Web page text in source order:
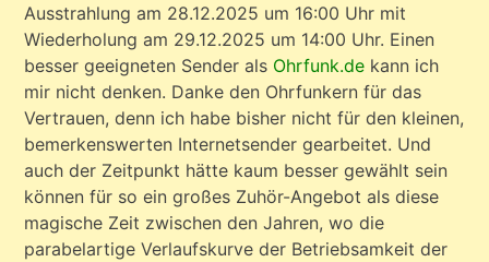
Ausstrahlung am 28.12.2025 um 16:00 Uhr mit
Wiederholung am 29.12.2025 um 14:00 Uhr. Einen
besser geeigneten Sender als Ohrfunk.de kann ich
mir nicht denken. Danke den Ohrfunkern für das
Vertrauen, denn ich habe bisher nicht für den kleinen,
bemerkenswerten Internetsender gearbeitet. Und
auch der Zeitpunkt hätte kaum besser gewählt sein
können für so ein großes Zuhör-Angebot als diese
magische Zeit zwischen den Jahren, wo die
parabelartige Verlaufskurve der Betriebsamkeit der